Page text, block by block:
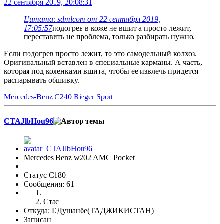
22 сентября 2019, 20:08:31
Цитата: sdmlcom от 22 сентября 2019,
17:05:57подогрев в коже не вшит а просто лежит,
переставить не проблема, только разбирать нужно.
Если подогрев просто лежит, то это самодельный колхоз.
Оригинальный вставлен в специальные карманы. А часть,
которая под коленками вшита, чтобы ее извлечь придется
распарывать обшивку.
Mercedes-Benz C240 Rieger Sport
CTAJlbHou96
Mercedes Benz w202 AMG Pocket
Статус C180
Сообщения: 61
Стас
Откуда: Г.Душанбе(ТАДЖИКИСТАН)
Записан